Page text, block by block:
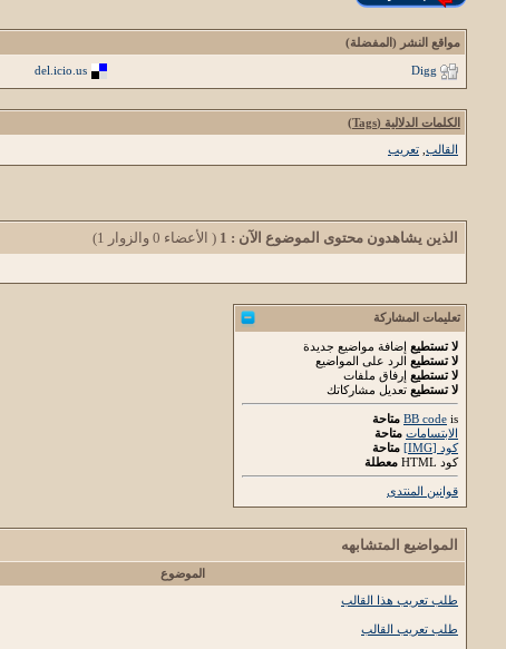
مواقع النشر (المفضلة)
Digg
del.icio.us
الكلمات الدلالية (Tags)
القالب تعريب
الذين يشاهدون محتوى الموضوع الآن : 1 ( الأعضاء 0 والزوار 1)
تعليمات المشاركة
لا تستطيع إضافة مواضيع جديدة
لا تستطيع الرد على المواضيع
لا تستطيع إرفاق ملفات
لا تستطيع تعديل مشاركاتك
BB code is
متاحة
الابتسامات متاحة
كود [IMG]
متاحة
كود HTML
معطلة
قوانين المنتدى
المواضيع المتشابهه
الموضوع
طلب تعريب هذا القالب
طلب تعريب القالب